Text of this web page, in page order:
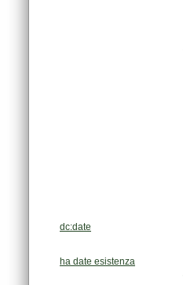
dc:date
ha date esistenza